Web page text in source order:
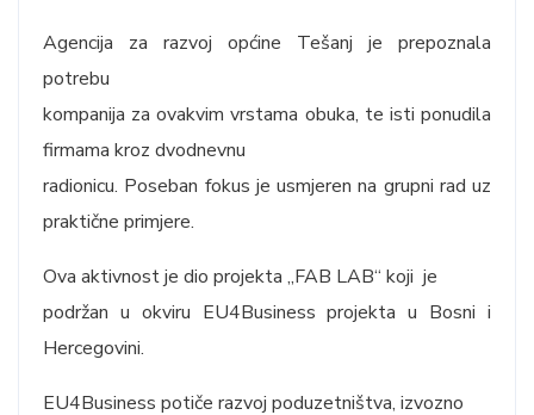
Agencija za razvoj općine Tešanj je prepoznala
potrebu
kompanija za ovakvim vrstama obuka, te isti ponudila
firmama kroz dvodnevnu
radionicu. Poseban fokus je usmjeren na grupni rad uz
praktične primjere.
Ova aktivnost je dio projekta „FAB LAB“ koji je
podržan u okviru EU4Business projekta u Bosni i
Hercegovini.
EU4Business potiče razvoj poduzetništva, izvozno